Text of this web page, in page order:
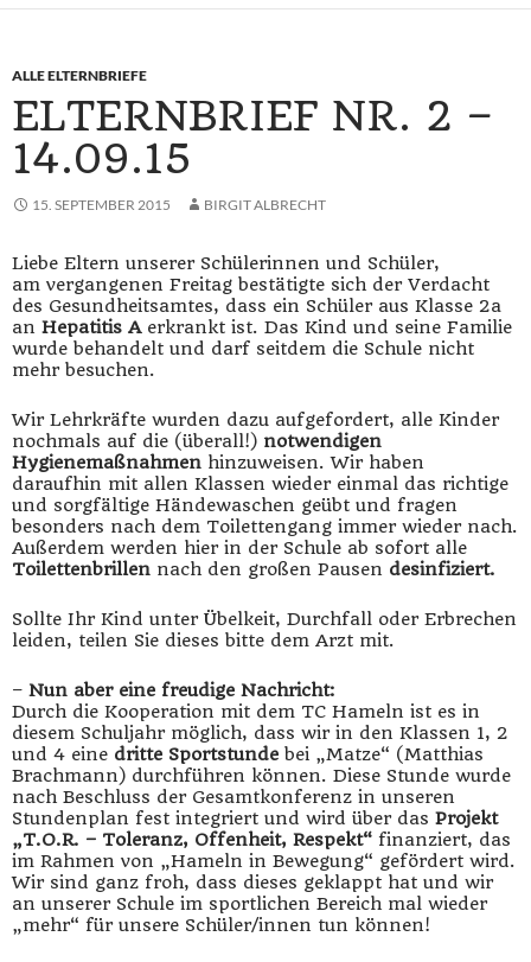
ALLE ELTERNBRIEFE
ELTERNBRIEF NR. 2 –
14.09.15
15. SEPTEMBER 2015 BIRGIT ALBRECHT
Liebe Eltern unserer Schülerinnen und Schüler,
am vergangenen Freitag bestätigte sich der Verdacht
des Gesundheitsamtes, dass ein Schüler aus Klasse 2a
an Hepatitis Aerkrankt ist. Das Kind und seine Familie
wurde behandelt und darf seitdem die Schule nicht
mehr besuchen.
Wir Lehrkräfte wurden dazu aufgefordert, alle Kinder
nochmals auf die (überall!) notwendigen
Hygienemaßnahmen hinzuweisen. Wir haben
daraufhin mit allen Klassen wieder einmal das richtige
und sorgfältige Händewaschen geübt und fragen
besonders nach dem Toilettengang immer wieder nach.
Außerdem werden hier in der Schule ab sofort alle
Toilettenbrillen nach den großen Pausen desinfiziert.
Sollte Ihr Kind unter Übelkeit, Durchfall oder Erbrechen
leiden, teilen Sie dieses bitte dem Arzt mit.
– Nun aber eine freudige Nachricht:
Durch die Kooperation mit dem TC Hameln ist es in
diesem Schuljahr möglich, dass wir in den Klassen 1, 2
und 4 eine dritte Sportstunde bei „Matze“ (Matthias
Brachmann) durchführen können. Diese Stunde wurde
nach Beschluss der Gesamtkonferenz in unseren
Stundenplan fest integriert und wird über das Projekt
„T.O.R. – Toleranz, Offenheit, Respekt“ finanziert, das
im Rahmen von „Hameln in Bewegung“ gefördert wird.
Wir sind ganz froh, dass dieses geklappt hat und wir
an unserer Schule im sportlichen Bereich mal wieder
„mehr“ für unsere Schüler/innen tun können!